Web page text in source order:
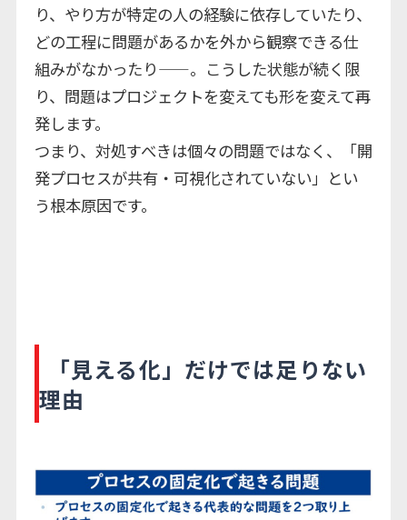
り、やり方が特定の人の経験に依存していたり、
どの工程に問題があるかを外から観察できる仕
組みがなかったり——。こうした状態が続く限
り、問題はプロジェクトを変えても形を変えて再
発します。
つまり、対処すべきは個々の問題ではなく、「開
発プロセスが共有・可視化されていない」とい
う根本原因です。
「見える化」だけでは足りない
理由